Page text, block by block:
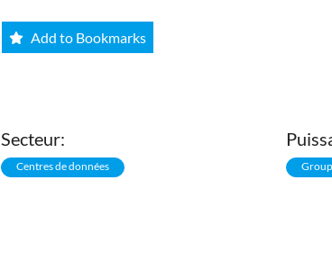
Add to Bookmarks
Secteur:
Centres de données